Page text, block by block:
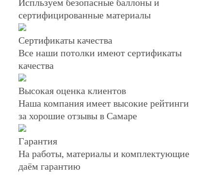
Испльзуем безопасные баллоны и
сертифицированные материалы
Сертификаты качества
Все наши потолки имеют сертификаты
качества
Высокая оценка клиентов
Наша компания имеет высокие рейтинги
за хорошие отзывы в Самаре
Гарантия
На работы, материалы и комплектующие
даём гарантию